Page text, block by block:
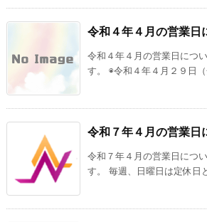
令和４年４月の営業日
令和４年４月の営業日につ
す。 ◉令和４年４月２９日
令和７年４月の営業日
令和７年４月の営業日につ
す。 毎週、日曜日は定休日